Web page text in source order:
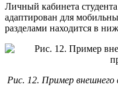
Личный кабинета
адаптирован для
разделами находится в
Рис. 12. Пример внешнего